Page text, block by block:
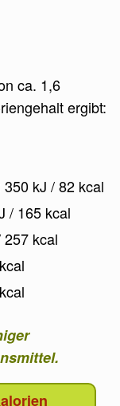
ca. 1,6
ergibt:
kJ / 82 kcal
/ 165 kcal
kcal